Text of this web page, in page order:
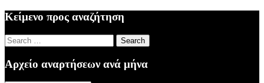
(3)”
Κείμενο προς αναζήτηση
Search
for:
Αρχείο αναρτήσεων ανά μήνα